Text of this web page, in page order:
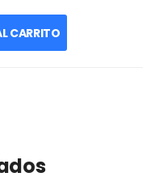
CARRITO